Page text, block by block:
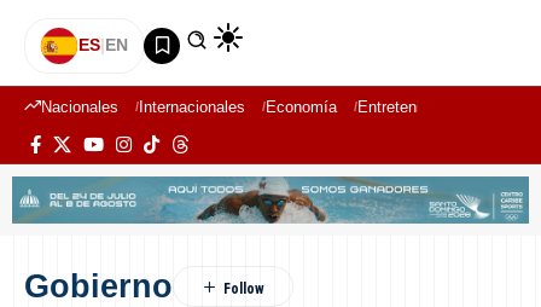
ES|EN
Nacionales Internacionales Economía Entretenimiento
Gobierno